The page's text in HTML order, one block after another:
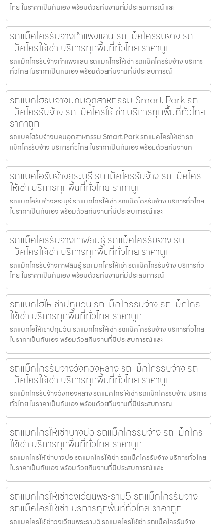
ไทย ในราคาเป็นกันเอง พร้อมด้วยทีมงานที่มีประสบการณ์ และ
รถแม็คโครรับจ้างกำแพงแสน รถแม็คโครรับจ้าง รถ
แม็คโครให้เช่า บริการทุกพื้นที่ทั่วไทย ราคาถูก
รถแม็คโครรับจ้างกำแพงแสน รถแมคโครให้เช่า รถแม็คโครรับจ้าง บริการ
ทั่วไทย ในราคาเป็นกันเอง พร้อมด้วยทีมงานที่มีประสบการณ์
รถแบคโฮรับจ้างนิคมอุตสาหกรรม Smart Park รถ
แม็คโครรับจ้าง รถแม็คโครให้เช่า บริการทุกพื้นที่ทั่วไทย
ราคาถูก
รถแบคโฮรับจ้างนิคมอุตสาหกรรม Smart Park รถแมคโครให้เช่า รถ
แม็คโครรับจ้าง บริการทั่วไทย ในราคาเป็นกันเอง พร้อมด้วยทีมงานท
รถแบคโฮรับจ้างสระบุรี รถแม็คโครรับจ้าง รถแม็คโคร
ให้เช่า บริการทุกพื้นที่ทั่วไทย ราคาถูก
รถแบคโฮรับจ้างสระบุรี รถแมคโครให้เช่า รถแม็คโครรับจ้าง บริการทั่วไทย
ในราคาเป็นกันเอง พร้อมด้วยทีมงานที่มีประสบการณ์ และ
รถแม็คโครรับจ้างกาฬสินธุ์ รถแม็คโครรับจ้าง รถ
แม็คโครให้เช่า บริการทุกพื้นที่ทั่วไทย ราคาถูก
รถแม็คโครรับจ้างกาฬสินธุ์ รถแมคโครให้เช่า รถแม็คโครรับจ้าง บริการทั่ว
ไทย ในราคาเป็นกันเอง พร้อมด้วยทีมงานที่มีประสบการณ์
รถแบคโฮให้เช่าปทุมวัน รถแม็คโครรับจ้าง รถแม็คโคร
ให้เช่า บริการทุกพื้นที่ทั่วไทย ราคาถูก
รถแบคโฮให้เช่าปทุมวัน รถแมคโครให้เช่า รถแม็คโครรับจ้าง บริการทั่วไทย
ในราคาเป็นกันเอง พร้อมด้วยทีมงานที่มีประสบการณ์ และ
รถแม็คโครรับจ้างวังทองหลาง รถแม็คโครรับจ้าง รถ
แม็คโครให้เช่า บริการทุกพื้นที่ทั่วไทย ราคาถูก
รถแม็คโครรับจ้างวังทองหลาง รถแมคโครให้เช่า รถแม็คโครรับจ้าง บริการ
ทั่วไทย ในราคาเป็นกันเอง พร้อมด้วยทีมงานที่มีประสบการณ
รถแมคโครให้เช่าบางบ่อ รถแม็คโครรับจ้าง รถแม็คโคร
ให้เช่า บริการทุกพื้นที่ทั่วไทย ราคาถูก
รถแมคโครให้เช่าบางบ่อ รถแมคโครให้เช่า รถแม็คโครรับจ้าง บริการทั่วไทย
ในราคาเป็นกันเอง พร้อมด้วยทีมงานที่มีประสบการณ์ และ
รถแมคโครให้เช่าวงเวียนพระราม5 รถแม็คโครรับจ้าง
รถแม็คโครให้เช่า บริการทุกพื้นที่ทั่วไทย ราคาถูก
รถแมคโครให้เช่าวงเวียนพระราม5 รถแมคโครให้เช่า รถแม็คโครรับจ้าง